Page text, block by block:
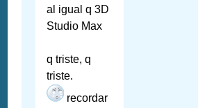
al igual q 3D
Studio Max
q triste, q
triste.
recordar